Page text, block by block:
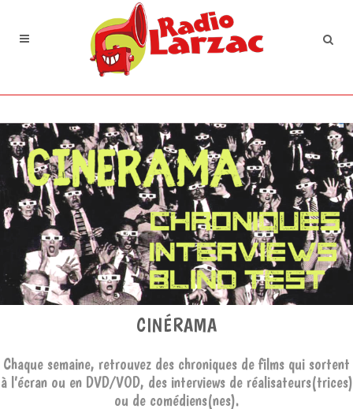
CINÉRAMA
Chaque semaine, retrouvez des chroniques de films qui sortent
à l’écran ou en DVD/VOD, des interviews de réalisateurs(trices)
ou de comédiens(nes).